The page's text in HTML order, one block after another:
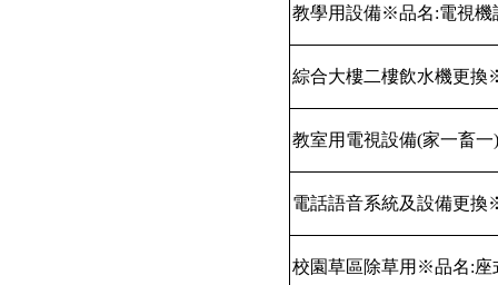
教學用設備※品名:電視機
綜合大樓二樓飲水機更
教室用電視設備(家一畜一)
電話語音系統及設備更
校園草區除草用※品名:座